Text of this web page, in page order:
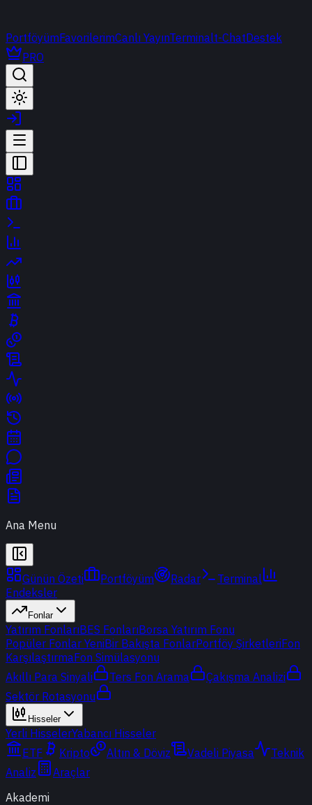
PortföyümFavorilerimCanlı YayınTerminalt-ChatDestek
PRO
Ana Menu
Günün Özeti Portföyüm Radar
Terminal
Endeksler
Fonlar
Yatırım FonlarıBES FonlarıBorsa Yatırım Fonu
Popüler Fonlar YeniBir Bakışta FonlarPortföy ŞirketleriFon
KarşılaştırmaFon Simülasyonu
Akıllı Para Sinyali
Ters Fon Arama
Çakışma Analizi
Sektör Rotasyonu
Hisseler
Yerli HisselerYabancı Hisseler
ETF
Kripto Altın & Döviz Vadeli Piyasa
Teknik
Analiz
Araçlar
Akademi